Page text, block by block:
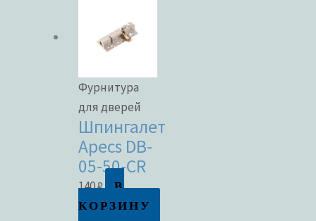
Фурнитура
для дверей
Шпингалет
Apecs DB-
05-50-CR
140₽
В
КОРЗИНУ